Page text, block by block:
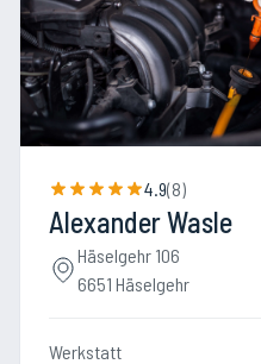
4.9(8)
Alexander Wasle
Häselgehr 106
6651 Häselgehr
Werkstatt